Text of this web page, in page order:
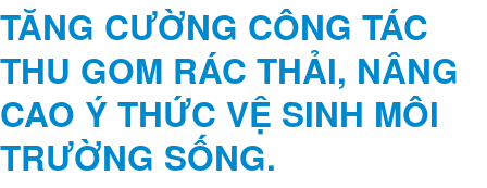
TĂNG CƯỜNG CÔNG TÁC
THU GOM RÁC THẢI, NÂNG
CAO Ý THỨC VỆ SINH MÔI
TRƯỜNG SỐNG.